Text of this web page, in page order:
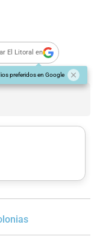
El Litoral en
preferidos en Google